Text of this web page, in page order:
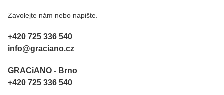
Zavolejte nám nebo napište.
+420 725 336 540
info@graciano.cz
GRACiANO - Brno
+420 725 336 540